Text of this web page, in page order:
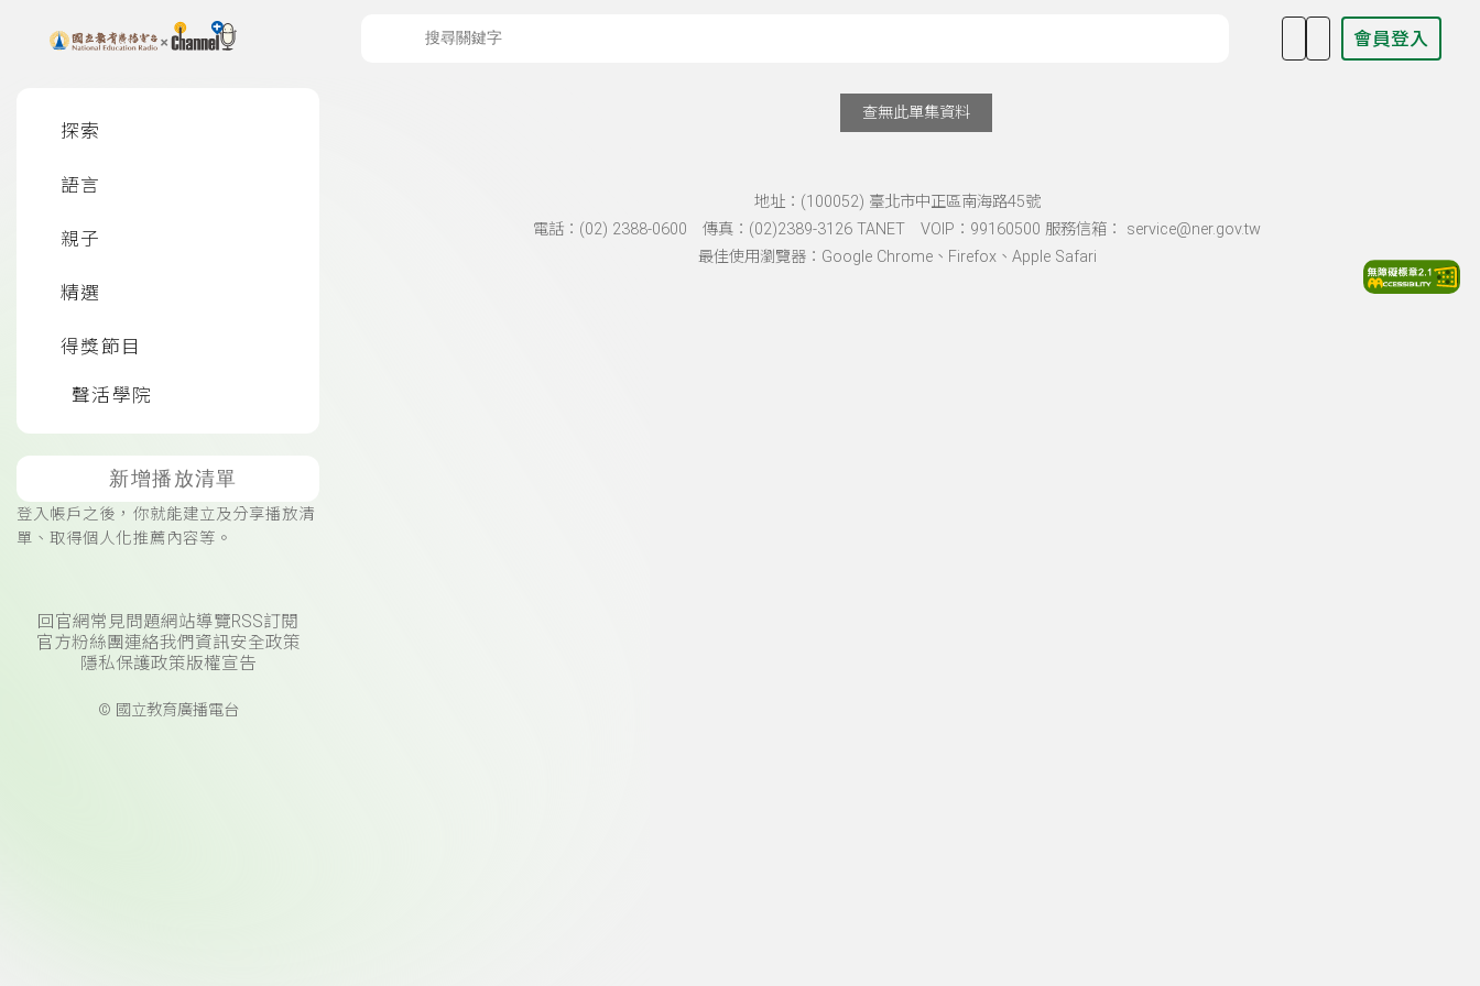
上方功能區塊 會員登入
探索
語言
親子
精選
得獎節目
聲活學院
新增播放清單
登入帳戶之後，你就能建立及分享播放清
單、取得個人化推薦內容等。
回官網常見問題網站導覽RSS訂閱
官方粉絲團連絡我們 資訊安全政策
隱私保護政策版權宣告
© 國立教育廣播電台
查無此單集資料
地址：(100052) 臺北市中正區南海路45號
電話：(02) 2388-0600 傳真：(02)2389-3126 TANET VOIP：99160500 服務信箱： service@ner.gov.tw
最佳使用瀏覽器：Google Chrome、Firefox、Apple Safari